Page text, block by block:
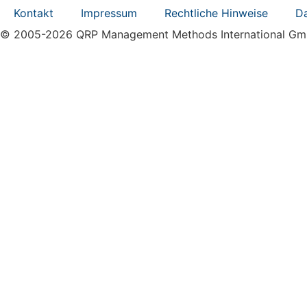
Kontakt Impressum Rechtliche Hinweise
© 2005-2026 QRP Management Methods International